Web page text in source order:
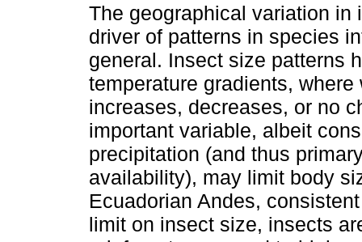
The geographical variation
driver of patterns in species
general. Insect size patterns
temperature gradients,
increases, decreases, or no
important variable, albeit
precipitation (and thus
availability), may limit body
Ecuadorian Andes,
limit on insect size, insects